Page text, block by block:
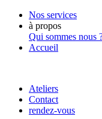
Nos services
à propos
Qui sommes nous
Accueil
Ateliers
Contact
rendez-vous